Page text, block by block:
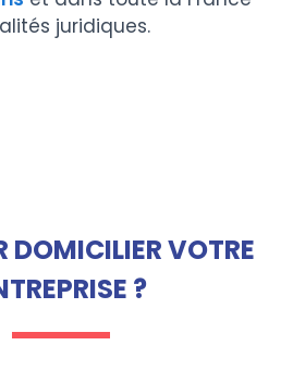
juridiques.
DOMICILIER VOTRE
?